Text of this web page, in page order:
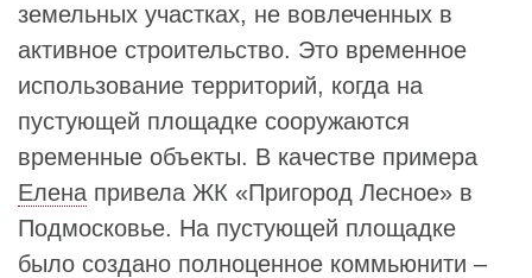
земельных участках, не вовлеченных в
активное строительство. Это временное
использование территорий, когда на
пустующей площадке сооружаются
временные объекты. В качестве примера
Елена привела ЖК «Пригород Лесное» в
Подмосковье. На пустующей площадке
было создано полноценное коммьюнити –